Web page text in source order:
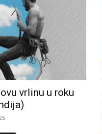
vrlinu u roku